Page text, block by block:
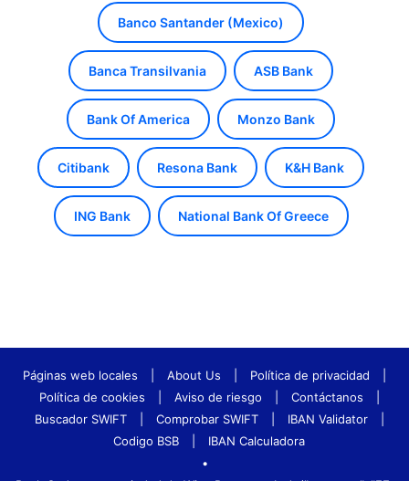
Banco Santander (Mexico)
Banca Transilvania ASB Bank
Bank Of America Monzo Bank
Citibank Resona Bank K&H Bank
ING Bank National Bank Of Greece
Páginas web locales About Us Política de privacidad
Política de cookies
Aviso de riesgo Contáctanos
Buscador SWIFT
Comprobar SWIFT IBAN Validator
Codigo BSB
IBAN Calculadora
•